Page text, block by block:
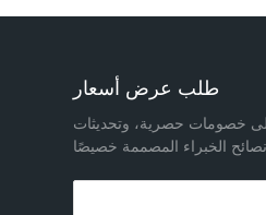
طلب عرض أسعار
خصومات حصرية، وتحديثات
الخبراء المصممة خصيصًا